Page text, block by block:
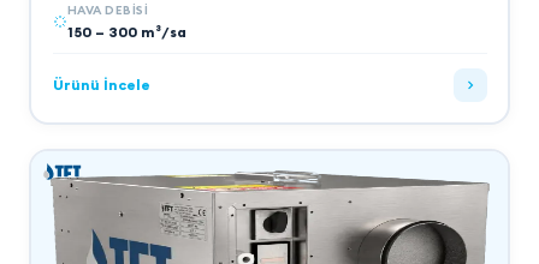
HAVA DEBISI
150 – 300 m³/sa
Ürünü İncele